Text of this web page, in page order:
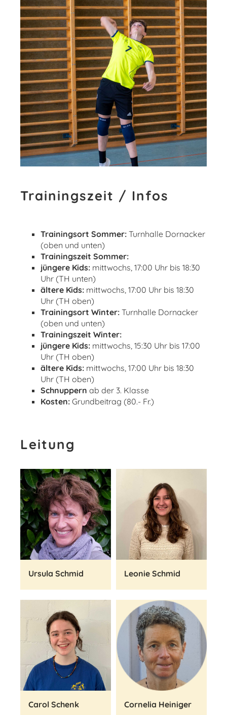
Trainingszeit / Infos
Trainingsort Sommer: Turnhalle Dornacker
(oben und unten)
Trainingszeit Sommer:
jüngere Kids: mittwochs, 17:00 Uhr bis 18:30
Uhr (TH unten)
ältere Kids: mittwochs, 17:00 Uhr bis 18:30
Uhr (TH oben)
Trainingsort Winter: Turnhalle Dornacker
(oben und unten)
Trainingszeit Winter:
jüngere Kids: mittwochs, 15:30 Uhr bis 17:00
Uhr (TH oben)
ältere Kids: mittwochs, 17:00 Uhr bis 18:30
Uhr (TH oben)
Schnuppern ab der 3. Klasse
Kosten: Grundbeitrag (80.- Fr.)
Leitung
Ursula Schmid Leonie Schmid
Carol Schenk Cornelia Heiniger